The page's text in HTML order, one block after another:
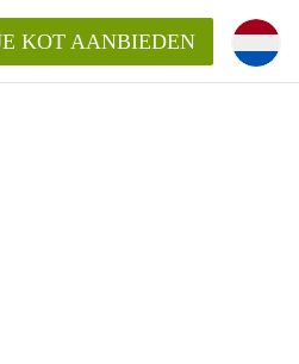
KOT AANBIEDEN